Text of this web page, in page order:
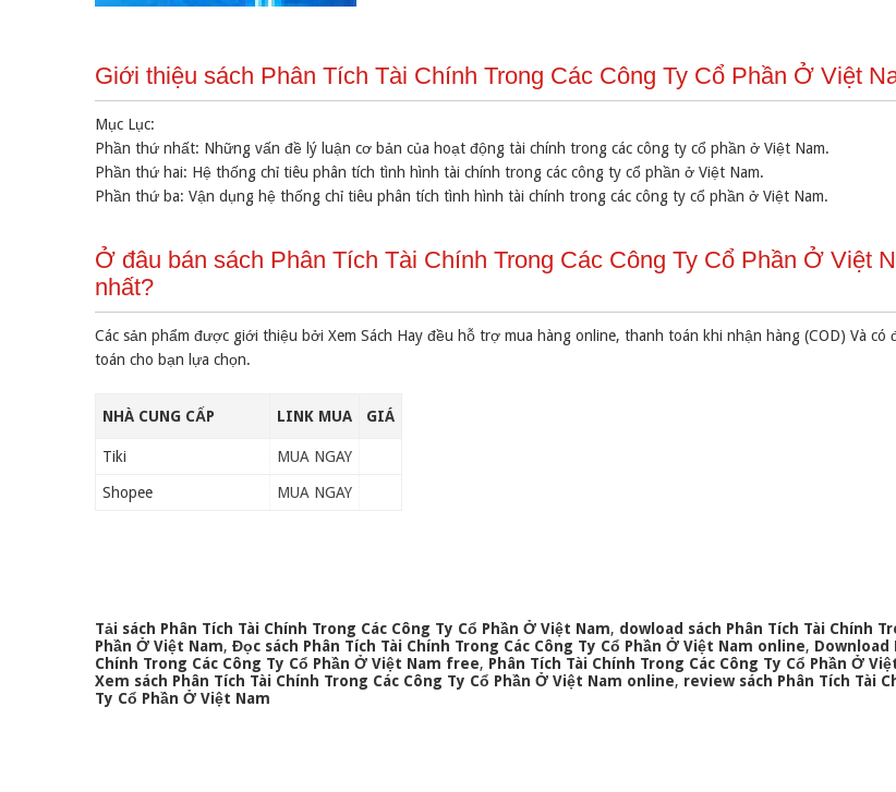
Giới thiệu sách Phân Tích Tài Chính Trong Các Công Ty Cổ Phần Ở Việt
Mục Lục:
Phần thứ nhất: Những vấn đề lý luận cơ bản của hoạt động tài chính trong các công ty cổ phần ở Việt Nam.
Phần thứ hai: Hệ thống chỉ tiêu phân tích tình hình tài chính trong các công ty cổ phần ở Việt Nam.
Phần thứ ba: Vận dụng hệ thống chỉ tiêu phân tích tình hình tài chính trong các công ty cổ phần ở Việt Nam.
Ở đâu bán sách Phân Tích Tài Chính Trong Các Công Ty Cổ Phần Ở Việt
nhất?
Các sản phẩm được giới thiệu bởi Xem Sách Hay đều hỗ trợ mua hàng online, thanh toán khi nhận hàng (COD) Và
toán cho bạn lựa chọn.
NHÀ CUNG CẤP LINK MUA GIÁ
Tiki MUA NGAY
Shopee MUA NGAY
Tải sách Phân Tích Tài Chính Trong Các Công Ty Cổ Phần Ở Việt Nam, dowload sách Phân Tích Tài Chính
Phần Ở Việt Nam, Đọc sách Phân Tích Tài Chính Trong Các Công Ty Cổ Phần Ở Việt Nam online, Download
Chính Trong Các Công Ty Cổ Phần Ở Việt Nam free, Phân Tích Tài Chính Trong Các Công Ty Cổ Phần Ở
Xem sách Phân Tích Tài Chính Trong Các Công Ty Cổ Phần Ở Việt Nam online, review sách Phân Tích Tài
Ty Cổ Phần Ở Việt Nam